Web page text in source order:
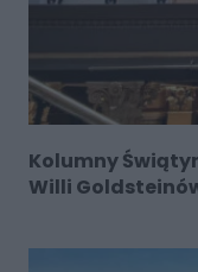
Kolumny
Willi